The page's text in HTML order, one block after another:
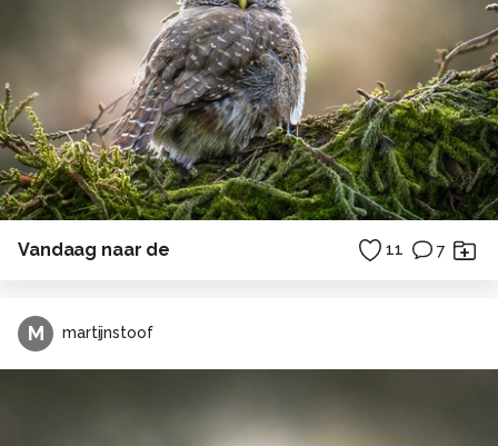
Vandaag naar de 11 7
M martijnstoof